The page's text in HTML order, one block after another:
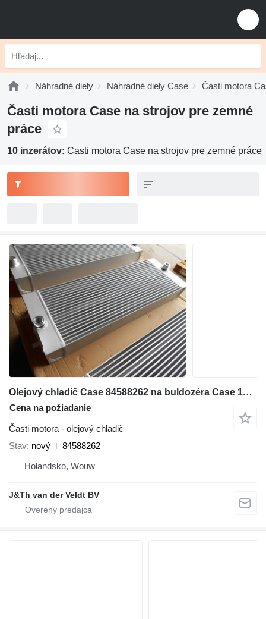
Náhradné diely Náhradné diely Case Časti motora
Časti motora Case na strojov pre zemné
práce
10 inzerátov: Časti motora Case na strojov pre zemné práce
Olejový chladič Case 84588262 na buldozéra Case 1150MLT 1150MWT D125C-LT D125C-WT 1150MWT-LGP D125CWT-LGP
Cena na požiadanie
Časti motora - olejový chladič
Stav nový
84588262
Holandsko, Wouw
J&Th van der Veldt BV